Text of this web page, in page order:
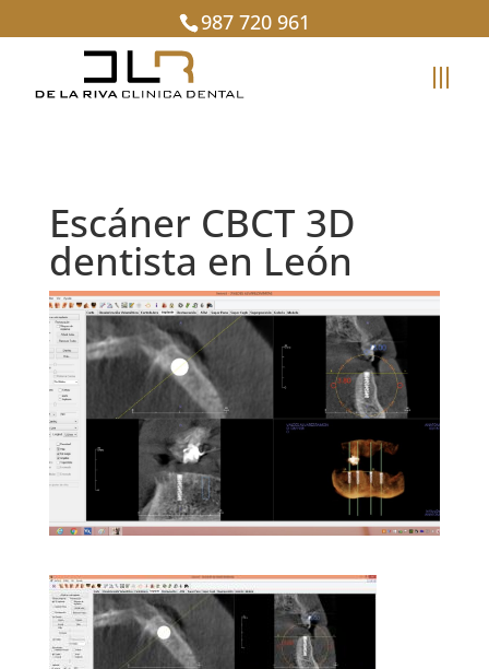
987 720 961
Escáner CBCT 3D
dentista en León